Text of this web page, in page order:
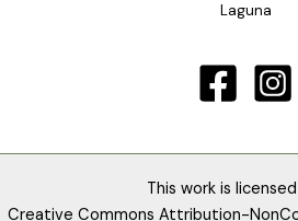
Laguna
This work is
Creative Commons Attribution-